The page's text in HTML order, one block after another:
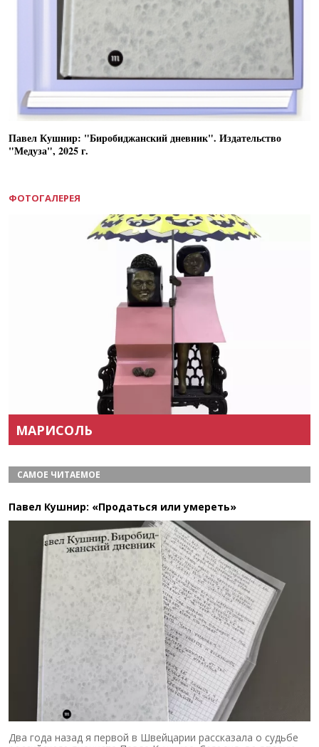
Павел Кушнир: "Биробиджанский дневник". Издательство
"Медуза", 2025 г.
ФОТОГАЛЕРЕЯ
МАРИСОЛЬ
САМОЕ ЧИТАЕМОЕ
Павел Кушнир: «Продаться или умереть»
Два года назад я первой в Швейцарии рассказала о судьбе